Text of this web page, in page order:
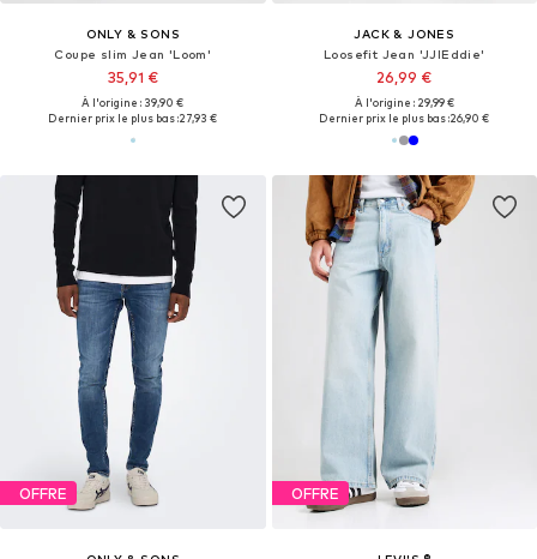
ONLY & SONS
Coupe slim Jean 'Loom'
35,91 €
À l'origine : 39,90 €
Dernier prix le plus bas :27,93 €
JACK & JONES
Loosefit Jean 'JJIEddie'
26,99 €
À l'origine : 29,99 €
Dernier prix le plus bas :26,90 €
OFFRE OFFRE